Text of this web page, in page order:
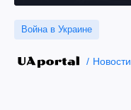
Война в Украине
Новости